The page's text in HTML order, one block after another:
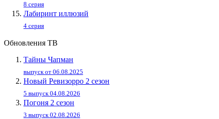
8 серия
Лабиринт иллюзий
4 серия
Обновления ТВ
Тайны Чапман
выпуск от 06.08.2025
Новый Ревизорро 2 сезон
5 выпуск 04.08.2026
Погоня 2 сезон
3 выпуск 02.08.2026